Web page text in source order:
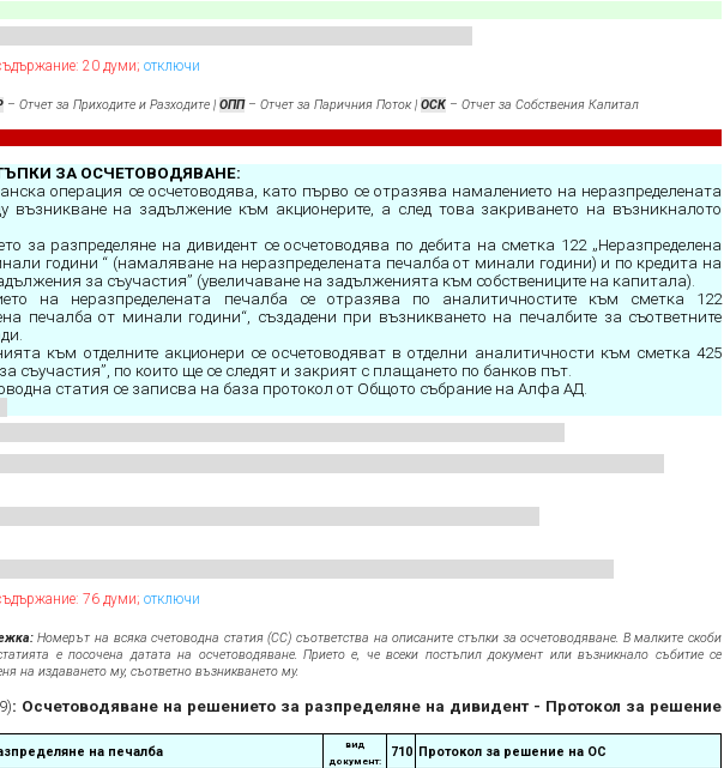
20 думи; отключи
– Отчет за Приходите и Разходите |ОПП– Отчет за Паричния Поток |ОСК – Отчет за Собствения Капитал
ЗА ОСЧЕТОВОДЯВАНЕ:
операция се осчетоводява, като първо се отразява намалението на неразпределената
възникване на задължение към акционерите, а след това закриването на възникналото
за разпределяне на дивидент се осчетоводява по дебита на сметка 122 „Неразпределена
години “ (намаляване на неразпределената печалба от минали години) и по кредита на
за съучастия” (увеличаване на задълженията към собствениците на капитала).
на неразпределената печалба се отразява по аналитичностите към сметка 122
печалба от минали години“, създадени при възникването на печалбите за съответните
към отделните акционери се осчетоводяват в отделни аналитичности към сметка 425
съучастия”, по които ще се следят и закрият с плащането по банков път.
статия се записва на база протокол от Общото събрание на Алфа АД.
76 думи; отключи
Номерът на всяка счетоводна статия (СС) съответства на описаните стъпки за осчетоводяване. В малките скоби
е посочена датата на осчетоводяване. Прието е, че всеки постъпил документ или възникнало събитие се
на издаването му, съответно възникването му.
: Осчетоводяване на решението за разпределяне на дивидент - Протокол за решение
на печалба
вид
документ:
710 Протокол за решение на ОС